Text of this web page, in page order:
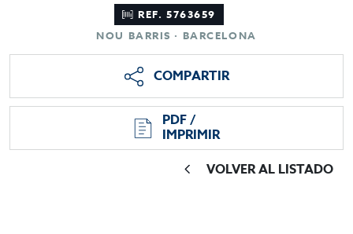
REF. 5763659
NOU BARRIS · BARCELONA
COMPARTIR
PDF /
IMPRIMIR
VOLVER AL LISTADO